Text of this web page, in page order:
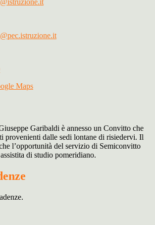
Maps
Garibaldi è annesso un Convitto che
provenienti dalle sedi lontane di risiedervi. Il
l’opportunità del servizio di Semiconvitto
di studio pomeridiano.